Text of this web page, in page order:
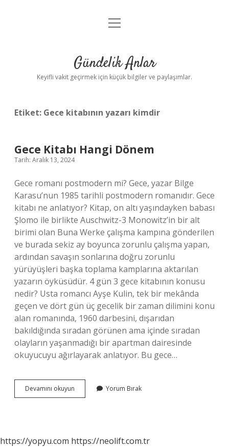
Anasayfa
Yasal Uyarı
menüyü
Gündelik Anlar
Keyifli vakit geçirmek için küçük bilgiler ve paylaşımlar.
Etiket: Gece kitabının yazarı kimdir
Gece Kitabı Hangi Dönem
Tarih: Aralık 13, 2024
Gece romanı postmodern mi? Gece, yazar Bilge
Karasu’nun 1985 tarihli postmodern romanıdır. Gece
kitabı ne anlatıyor? Kitap, on altı yaşındayken babası
Şlomo ile birlikte Auschwitz-3 Monowitz’in bir alt
birimi olan Buna Werke çalışma kampına gönderilen
ve burada sekiz ay boyunca zorunlu çalışma yapan,
ardından savaşın sonlarına doğru zorunlu
yürüyüşleri başka toplama kamplarına aktarılan
yazarın öyküsüdür. 4 gün 3 gece kitabının konusu
nedir? Usta romancı Ayşe Kulin, tek bir mekânda
geçen ve dört gün üç gecelik bir zaman dilimini konu
alan romanında, 1960 darbesini, dışarıdan
bakıldığında sıradan görünen ama içinde sıradan
olayların yaşanmadığı bir apartman dairesinde
okuyucuyu ağırlayarak anlatıyor. Bu gece…
Devamını okuyun
Kitabı
Yorum Bırak
https://yopyu.com https://neolift.com.tr